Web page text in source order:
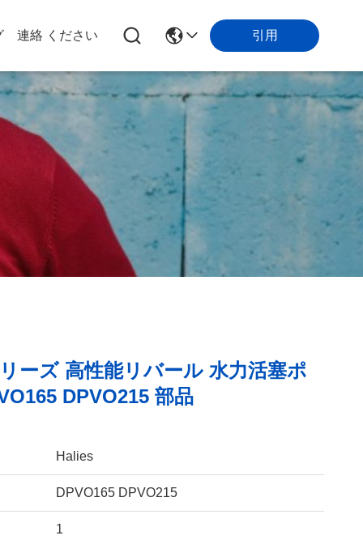
連絡 ください 引用
ーズ 高性能リバール 水力活塞ポ
DPVO215 部品
Halies
DPVO165 DPVO215
1